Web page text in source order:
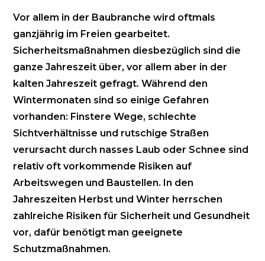
Vor allem in der Baubranche wird oftmals
ganzjährig im Freien gearbeitet.
Sicherheitsmaßnahmen diesbezüglich sind die
ganze Jahreszeit über, vor allem aber in der
kalten Jahreszeit gefragt. Während den
Wintermonaten sind so einige Gefahren
vorhanden: Finstere Wege, schlechte
Sichtverhältnisse und rutschige Straßen
verursacht durch nasses Laub oder Schnee sind
relativ oft vorkommende Risiken auf
Arbeitswegen und Baustellen. In den
Jahreszeiten Herbst und Winter herrschen
zahlreiche Risiken für Sicherheit und Gesundheit
vor, dafür benötigt man geeignete
Schutzmaßnahmen.